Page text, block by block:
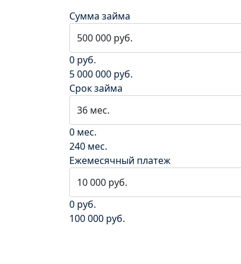
Сумма займа
0 руб.
5 000 000 руб.
Срок займа
0 мес.
240 мес.
Ежемесячный платеж
0 руб.
100 000 руб.